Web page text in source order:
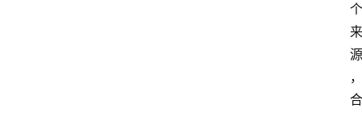
个
来
源
，
合